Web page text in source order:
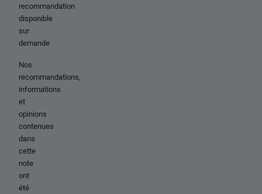
recommandation
disponible
sur
demande
Nos
recommandations,
informations
et
opinions
contenues
dans
cette
note
ont
été